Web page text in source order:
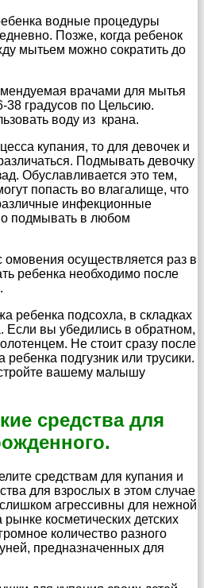
водные процедуры
Позже, когда ребенок
мытьем можно сократить до
врачами для мытья
38 градусов по Цельсию.
воду из крана.
купания, то для девочек и
Подмывать девочку
Обуславливается это тем,
попасть во влагалище, что
инфекционные
подмывать в любом
осуществляется раз в
ребенка необходимо после
ребенка подсохла, в складках
Если вы убедились в обратном,
Не стоит сразу после
подгузник или трусики.
вашему малышу
средства для
средствам для купания и
для взрослых в этом случае
слишком агрессивны для нежной
косметических детских
количество разного
предназначенных для